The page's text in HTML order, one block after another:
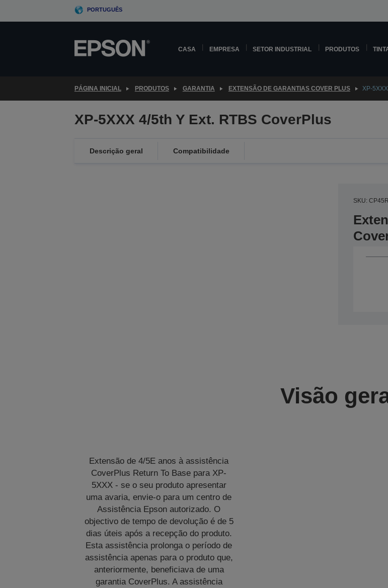
PORTUGUÊS
CASA EMPRESA SETOR INDUSTRIAL PRODUTOS
PÁGINA INICIAL PRODUTOS GARANTIA EXTENSÃO DE GARANTIAS COVER PLUS XP-
XP-5XXX 4/5th Y Ext. RTBS CoverPlus
Descrição geral Compatibilidade
SKU:
Visão
Extensão de 4/5E anos à assistência
CoverPlus Return To Base para XP-
5XXX - se o seu produto apresentar
uma avaria, envie-o para um centro de
Assistência Epson autorizado. O
objectivo de tempo de devolução é de 5
dias úteis após a recepção do produto.
Esta assistência prolonga o período de
assistência apenas para o produto que,
anteriormente, beneficiava de uma
garantia CoverPlus. A assistência